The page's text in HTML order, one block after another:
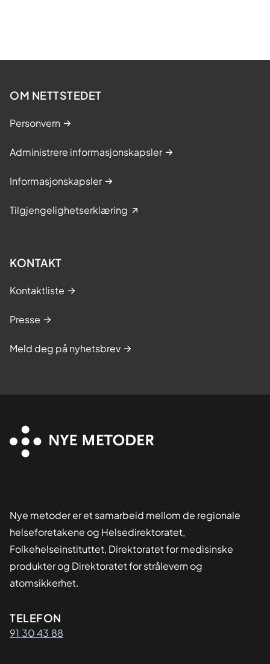
OM NETTSTEDET
Personvern
Administrere informasjonskapsler
Informasjonskapsler
Tilgjengelighetserklæring
KONTAKT
Kontaktliste
Presse
Meld deg på nyhetsbrev
Nye metoder er et samarbeid mellom de regionale
helseforetakene og Helsedirektoratet,
Folkehelseinstituttet, Direktoratet for medisinske
produkter og Direktoratet for strålevern og
atomsikkerhet.
Kontaktinformasjon
TELEFON
91 30 43 88